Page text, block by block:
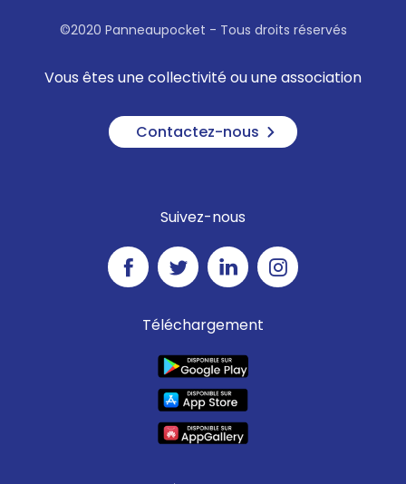
©2020 Panneaupocket - Tous droits réservés
Vous êtes une collectivité ou une association
Contactez-nous
Suivez-nous
Téléchargement